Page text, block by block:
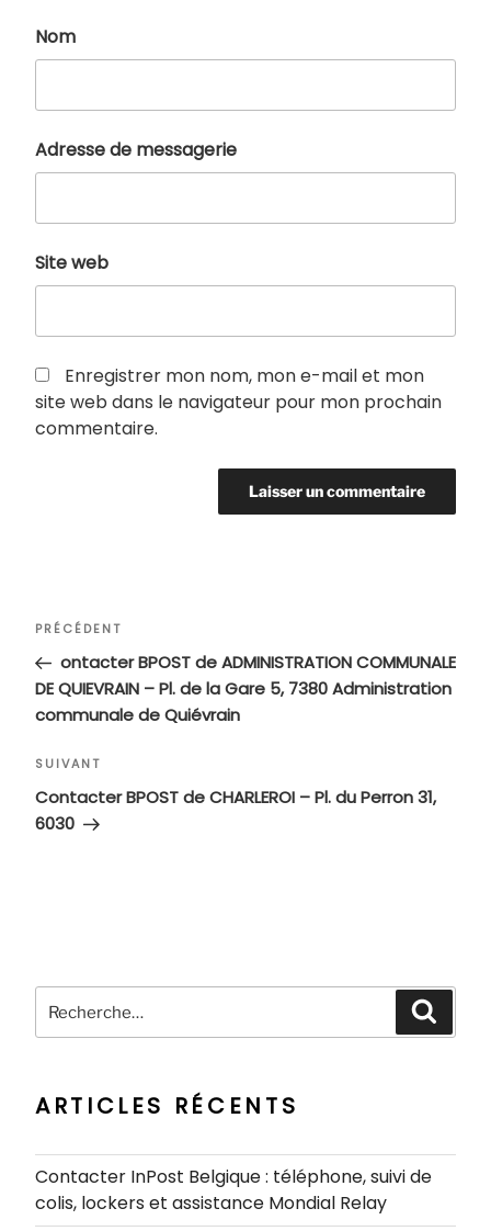
Nom
Adresse de messagerie
Site web
Enregistrer mon nom, mon e-mail et mon
site web dans le navigateur pour mon prochain
commentaire.
Navigation
l’article
Article
précédent
PRÉCÉDENT
ontacter BPOST de ADMINISTRATION COMMUNALE
DE QUIEVRAIN – Pl. de la Gare 5, 7380 Administration
communale de Quiévrain
Article
suivant
SUIVANT
Contacter BPOST de CHARLEROI – Pl. du Perron 31,
6030
pour
ARTICLES RÉCENTS
Contacter InPost Belgique : téléphone, suivi de
colis, lockers et assistance Mondial Relay